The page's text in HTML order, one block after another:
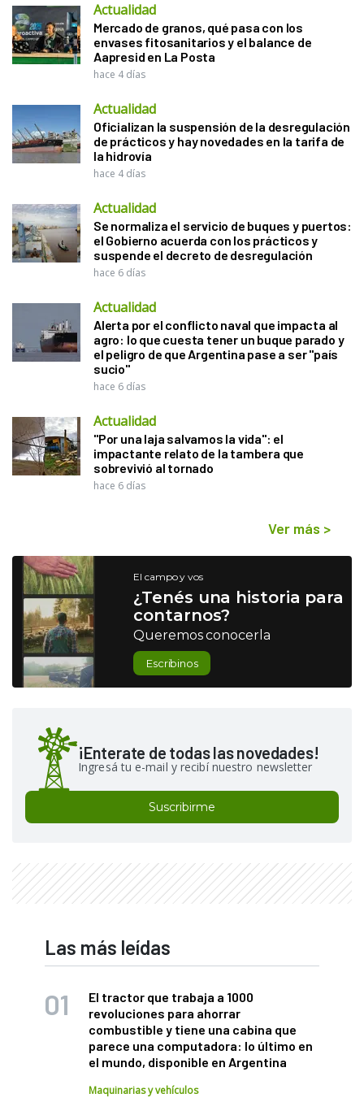
Actualidad
Mercado de granos, qué pasa con los
envases fitosanitarios y el balance de
Aapresid en La Posta
hace 4 días
Actualidad
Oficializan la suspensión de la desregulación
de prácticos y hay novedades en la tarifa de
la hidrovía
hace 4 días
Actualidad
Se normaliza el servicio de buques y puertos:
el Gobierno acuerda con los prácticos y
suspende el decreto de desregulación
hace 6 días
Actualidad
Alerta por el conflicto naval que impacta al
agro: lo que cuesta tener un buque parado y
el peligro de que Argentina pase a ser "país
sucio"
hace 6 días
Actualidad
"Por una laja salvamos la vida": el
impactante relato de la tambera que
sobrevivió al tornado
hace 6 días
Ver más >
El campo y vos
¿Tenés una historia para
contarnos?
Queremos conocerla
Escribinos
¡Enterate de todas las novedades!
Ingresá tu e-mail y recibí nuestro newsletter
Suscribirme
Las más leídas
El tractor que trabaja a 1000
revoluciones para ahorrar
combustible y tiene una cabina que
parece una computadora: lo último en
el mundo, disponible en Argentina
Maquinarias y vehículos